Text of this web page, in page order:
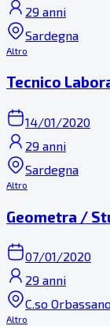
29 anni
Sardegna
Altro
Tecnico
14/01/2020
29 anni
Sardegna
Altro
Geometra /
07/01/2020
29 anni
C.so
Altro